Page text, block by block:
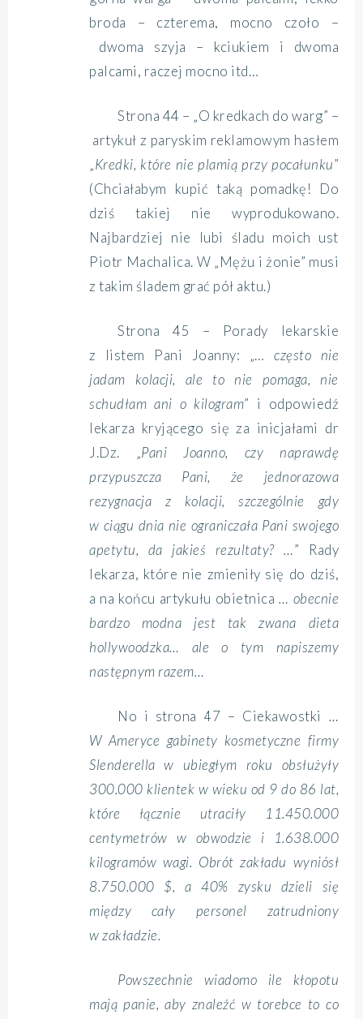
broda – czterema, mocno czoło –
dwoma szyja – kciukiem i dwoma
palcami, raczej mocno itd…
Strona 44 – „O kredkach do warg” –
artykuł z paryskim reklamowym hasłem
„Kredki, które nie plamią przy pocałunku”
(Chciałabym kupić taką pomadkę! Do
dziś takiej nie wyprodukowano.
Najbardziej nie lubi śladu moich ust
Piotr Machalica. W „Mężu i żonie” musi
z takim śladem grać pół aktu.)
Strona 45 – Porady lekarskie
z listem Pani Joanny: „…często nie
jadam kolacji, ale to nie pomaga, nie
schudłam ani o kilogram” i odpowiedź
lekarza kryjącego się za inicjałami dr
J.Dz. „Pani Joanno, czy naprawdę
przypuszcza Pani, że jednorazowa
rezygnacja z kolacji, szczególnie gdy
w ciągu dnia nie ograniczała Pani swojego
apetytu, da jakieś rezultaty? …” Rady
lekarza, które nie zmieniły się do dziś,
a na końcu artykułu obietnica… obecnie
bardzo modna jest tak zwana dieta
hollywoodzka… ale o tym napiszemy
następnym razem…
No i strona 47 – Ciekawostki …
W Ameryce gabinety kosmetyczne firmy
Slenderella w ubiegłym roku obsłużyły
300.000 klientek w wieku od 9 do 86 lat,
które łącznie utraciły 11.450.000
centymetrów w obwodzie i 1.638.000
kilogramów wagi. Obrót zakładu wyniósł
8.750.000 $, a 40% zysku dzieli się
między cały personel zatrudniony
w zakładzie.
Powszechnie wiadomo ile kłopotu
mają panie, aby znaleźć w torebce to co